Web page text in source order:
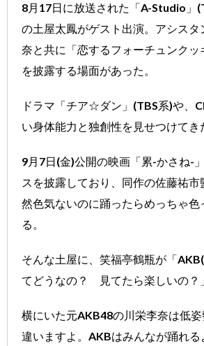
8月17日に放送された「A-Studio」
の土屋太鳳がゲスト出演。アシス
奈と共に「恋するフォーチュンクッ
を披露する場面があった。
ドラマ「チア☆ダン」(TBS系)や、
い身体能力と独創性を見せつけてき
9月7日(金)公開の映画「累-かさね-
スを披露しており、同作の佐藤祐市
然色気ないのに踊ったらめっちゃ色
る。
そんな土屋に、笑福亭鶴瓶が「
てどうなの？ 見てたら楽しいの？
横にいた元AKB48の川栄李奈は低
違いますよ。AKBはみんなが踊れる